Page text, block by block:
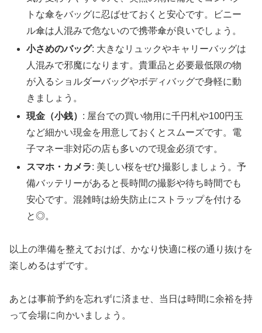
トな傘をバッグに忍ばせておくと安心です。ビニー
ル傘は人混みで危ないので携帯傘が良いでしょう。
小さめのバッグ: 大きなリュックやキャリーバッグは
人混みで邪魔になります。貴重品と必要最低限の物
が入るショルダーバッグやボディバッグで身軽に動
きましょう。
現金（小銭） : 屋台での買い物用に千円札や100円玉
など細かい現金を用意しておくとスムーズです。電
子マネー非対応の店も多いので現金必須です。
スマホ・カメラ: 美しい桜をぜひ撮影しましょう。予
備バッテリーがあると長時間の撮影や待ち時間でも
安心です。混雑時は紛失防止にストラップを付ける
と◎。
以上の準備を整えておけば、かなり快適に桜の通り抜けを
楽しめるはずです。
あとは事前予約を忘れずに済ませ、当日は時間に余裕を持
って会場に向かいましょう。